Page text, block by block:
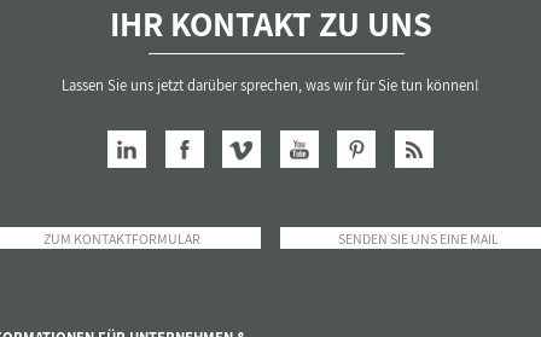
IHR KONTAKT ZU UNS
Lassen Sie uns jetzt darüber sprechen, was wir für Sie tun können!
ZUM KONTAKTFORMULAR SENDEN SIE UNS EINE MAIL